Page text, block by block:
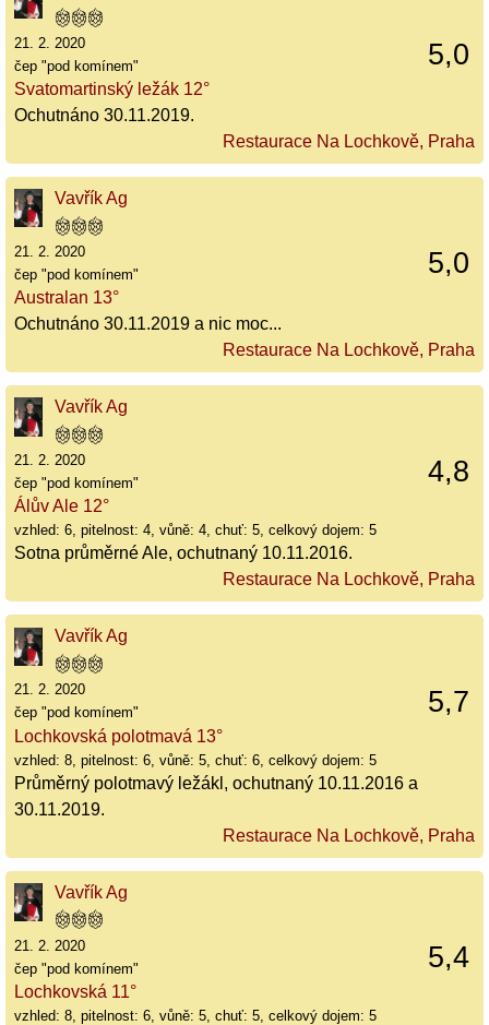
5,0
21. 2. 2020
čep "pod komínem"
Svatomartinský ležák 12°
Ochutnáno 30.11.2019.
Restaurace Na Lochkově, Praha
Vavřík Ag
5,0
21. 2. 2020
čep "pod komínem"
Australan 13°
Ochutnáno 30.11.2019 a nic moc...
Restaurace Na Lochkově, Praha
Vavřík Ag
4,8
21. 2. 2020
čep "pod komínem"
Álův Ale 12°
vzhled: 6, pitelnost: 4, vůně: 4, chuť: 5, celkový dojem: 5
Sotna průměrné Ale, ochutnaný 10.11.2016.
Restaurace Na Lochkově, Praha
Vavřík Ag
5,7
21. 2. 2020
čep "pod komínem"
Lochkovská polotmavá 13°
vzhled: 8, pitelnost: 6, vůně: 5, chuť: 6, celkový dojem: 5
Průměrný polotmavý ležákl, ochutnaný 10.11.2016 a
30.11.2019.
Restaurace Na Lochkově, Praha
Vavřík Ag
5,4
21. 2. 2020
čep "pod komínem"
Lochkovská 11°
vzhled: 8, pitelnost: 6, vůně: 5, chuť: 5, celkový dojem: 5